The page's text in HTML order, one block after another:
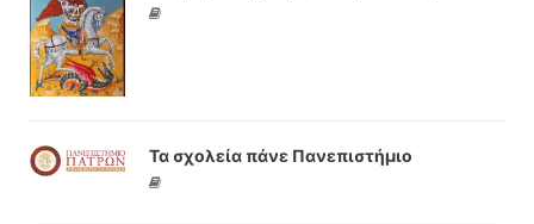
Τα σχολεία πάνε Πανεπιστήμιο